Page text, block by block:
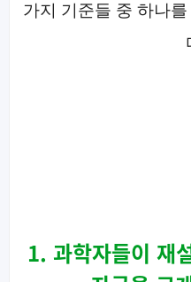
가지 기준들 중 하나
1. 과학자들이 재